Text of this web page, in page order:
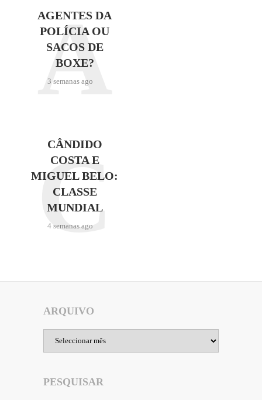
AGENTES DA
POLÍCIA OU
SACOS DE
BOXE?
3 semanas ago
A
CÂNDIDO
COSTA E
MIGUEL BELO:
CLASSE
MUNDIAL
4 semanas ago
C
ARQUIVO
PESQUISAR